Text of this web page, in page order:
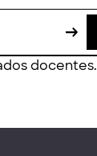
docentes.